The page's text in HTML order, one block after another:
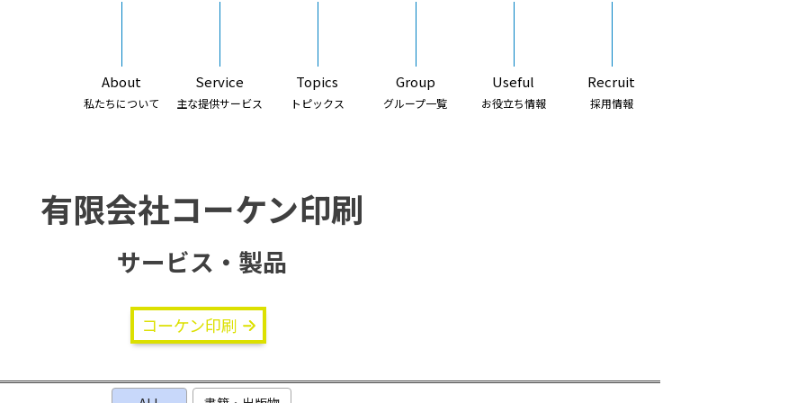
About
私たちについて
Service
主な提供サービス
Topics
トピックス
Group
グループ一覧
Useful
お役立ち情報
Recruit
採用情報
有限会社コーケン印刷
サービス・製品
コーケン印刷